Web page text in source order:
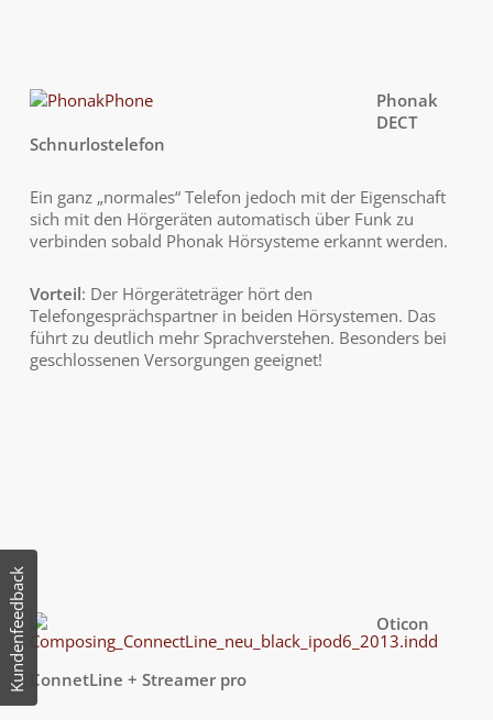
Phonak
DECT
Schnurlostelefon
Ein ganz „normales“ Telefon jedoch mit der Eigenschaft
sich mit den Hörgeräten automatisch über Funk zu
verbinden sobald Phonak Hörsysteme erkannt werden.
Vorteil: Der Hörgeräteträger hört den
Telefongesprächspartner in beiden Hörsystemen. Das
führt zu deutlich mehr Sprachverstehen. Besonders bei
geschlossenen Versorgungen geeignet!
Oticon
ConnetLine + Streamer pro
Kundenfeedback